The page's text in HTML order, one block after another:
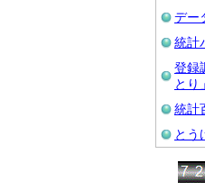
デー
統計
登録
とり」
統計
とう